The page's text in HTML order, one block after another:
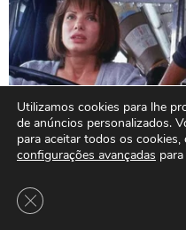
Utilizamos cookies para lhe
de anúncios personalizados.
para aceitar todos os cookies,
configurações avançadas
Close GDPR Cookie Banner